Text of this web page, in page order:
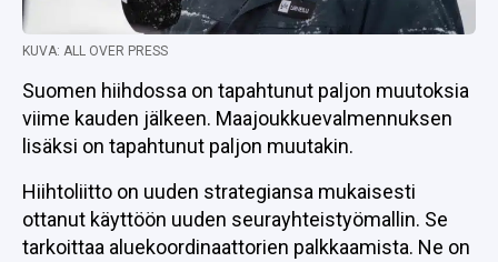
KUVA: ALL OVER PRESS
Suomen hiihdossa on tapahtunut paljon muutoksia
viime kauden jälkeen. Maajoukkuevalmennuksen
lisäksi on tapahtunut paljon muutakin.
Hiihtoliitto on uuden strategiansa mukaisesti
ottanut käyttöön uuden seurayhteistyömallin. Se
tarkoittaa aluekoordinaattorien palkkaamista. Ne on